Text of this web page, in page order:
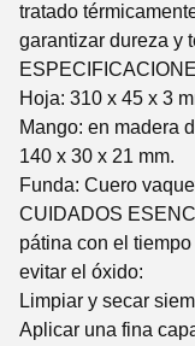
tratado
garantizar dureza y
Hoja: 310 x 45 x 3
Mango: en madera
140 x 30 x 21 mm.
Funda: Cuero
CUIDADOS
pátina con el
evitar el óxido:
Limpiar y secar
Aplicar una fina